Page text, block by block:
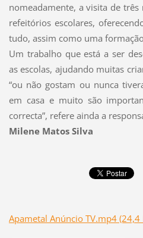
nomeadamente, a visita de
refeitórios escolares,
tudo, assim como uma
Um trabalho que está a ser
as escolas, ajudando muitas
“ou não gostam ou nunca
em casa e muito são
correcta”, refere ainda a
Milene Matos Silva
Apametal Anúncio TV.mp4 (24,4